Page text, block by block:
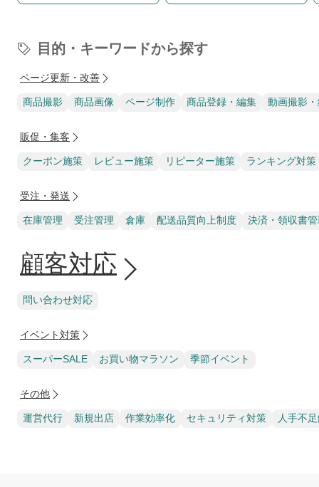
目的・キーワードから探す
ページ更新・改善
商品撮影 商品画像 ページ制作 商品登録・編集 動画撮影
販促・集客
クーポン施策 レビュー施策 リピーター施策 ランキング対策
受注・発送
在庫管理 受注管理 倉庫 配送品質向上制度 決済・領収書
顧客対応
問い合わせ対応
イベント対策
スーパーSALE お買い物マラソン 季節イベント
その他
運営代行 新規出店 作業効率化 セキュリティ対策 人手不